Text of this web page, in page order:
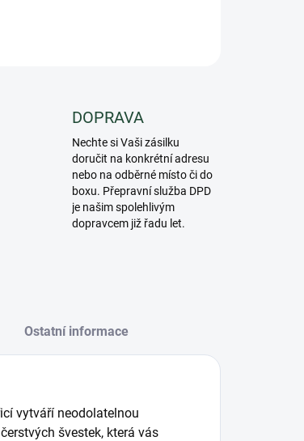
DOPRAVA
Nechte si Vaši zásilku
doručit na konkrétní adresu
nebo na odběrné místo či do
boxu. Přepravní služba DPD
je našim spolehlivým
dopravcem již řadu let.
Ostatní informace
vytváří neodolatelnou
švestek, která vás